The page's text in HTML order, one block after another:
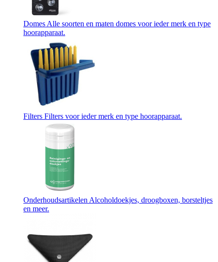
Domes Alle soorten en maten domes voor ieder merk en type
hoorapparaat.
Filters Filters voor ieder merk en type hoorapparaat.
Onderhoudsartikelen Alcoholdoekjes, droogboxen, borsteltjes
en meer.